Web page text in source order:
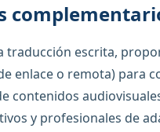
traducción escrita,
enlace o remota) para
contenidos
y profesionales de